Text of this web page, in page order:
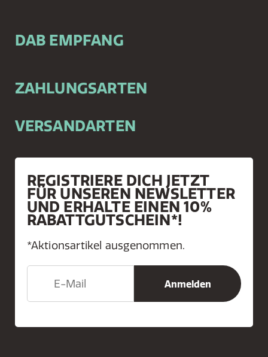
DAB EMPFANG
ZAHLUNGSARTEN
VERSANDARTEN
REGISTRIERE DICH JETZT
FÜR UNSEREN NEWSLETTER
UND ERHALTE EINEN 10%
RABATTGUTSCHEIN*!
*Aktionsartikel ausgenommen.